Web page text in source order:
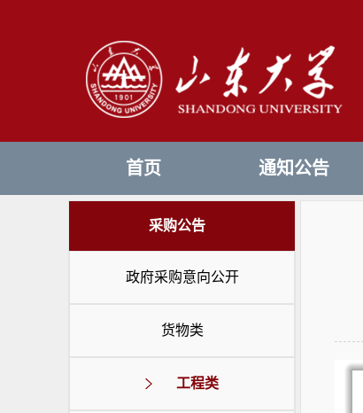
首页 通知公告
采购公告
政府采购意向公开
货物类
工程类